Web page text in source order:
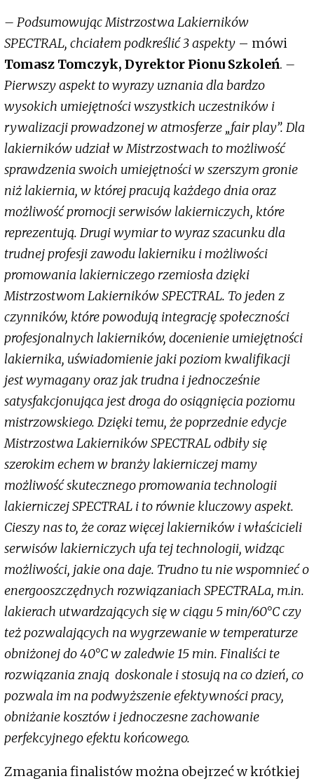
– Podsumowując Mistrzostwa Lakierników
SPECTRAL, chciałem podkreślić 3 aspekty – mówi
Tomasz Tomczyk, Dyrektor Pionu Szkoleń. –
Pierwszy aspekt to wyrazy uznania dla bardzo
wysokich umiejętności wszystkich uczestników i
rywalizacji prowadzonej w atmosferze „fair play”. Dla
lakierników udział w Mistrzostwach to możliwość
sprawdzenia swoich umiejętności w szerszym gronie
niż lakiernia, w której pracują każdego dnia oraz
możliwość promocji serwisów lakierniczych, które
reprezentują. Drugi wymiar to wyraz szacunku dla
trudnej profesji zawodu lakierniku i możliwości
promowania lakierniczego rzemiosła dzięki
Mistrzostwom Lakierników SPECTRAL. To jeden z
czynników, które powodują integrację społeczności
profesjonalnych lakierników, docenienie umiejętności
lakiernika, uświadomienie jaki poziom kwalifikacji
jest wymagany oraz jak trudna i jednocześnie
satysfakcjonująca jest droga do osiągnięcia poziomu
mistrzowskiego. Dzięki temu, że poprzednie edycje
Mistrzostwa Lakierników SPECTRAL odbiły się
szerokim echem w branży lakierniczej mamy
możliwość skutecznego promowania technologii
lakierniczej SPECTRAL i to równie kluczowy aspekt.
Cieszy nas to, że coraz więcej lakierników i właścicieli
serwisów lakierniczych ufa tej technologii, widząc
możliwości, jakie ona daje. Trudno tu nie wspomnieć o
energooszczędnych rozwiązaniach SPECTRALa, m.in.
lakierach utwardzających się w ciągu 5 min/60°C czy
też pozwalających na wygrzewanie w temperaturze
obniżonej do 40°C w zaledwie 15 min. Finaliści te
rozwiązania znają doskonale i stosują na co dzień, co
pozwala im na podwyższenie efektywności pracy,
obniżanie kosztów i jednoczesne zachowanie
perfekcyjnego efektu końcowego.
Zmagania finalistów można obejrzeć w krótkiej